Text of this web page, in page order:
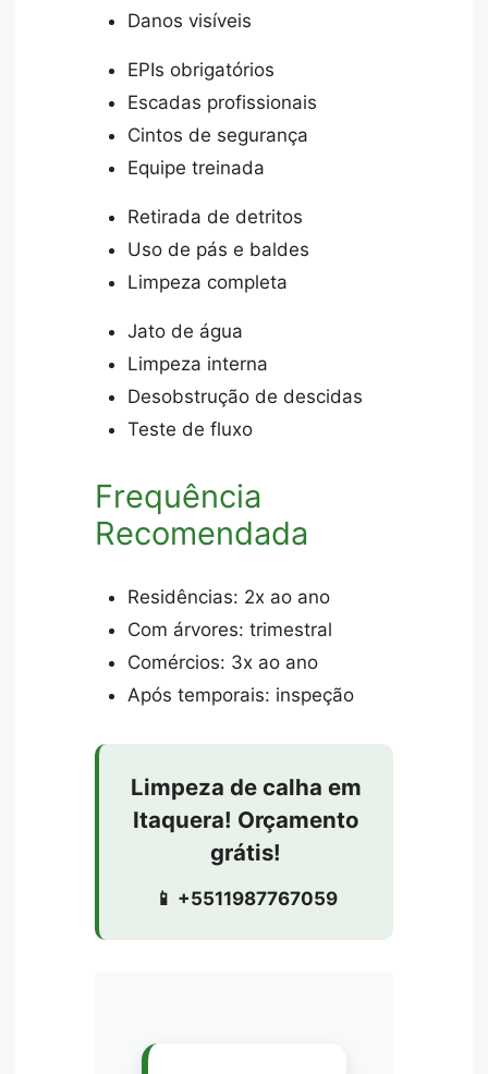
Danos visíveis
EPIs obrigatórios
Escadas profissionais
Cintos de segurança
Equipe treinada
Retirada de detritos
Uso de pás e baldes
Limpeza completa
Jato de água
Limpeza interna
Desobstrução de descidas
Teste de fluxo
Frequência
Recomendada
Residências: 2x ao ano
Com árvores: trimestral
Comércios: 3x ao ano
Após temporais: inspeção
Limpeza de calha em
Itaquera! Orçamento
grátis!
📱 +5511987767059